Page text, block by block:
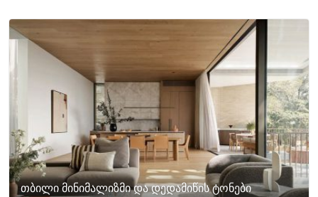
თბილი მინიმალიზმი და დედამიწის ტონები